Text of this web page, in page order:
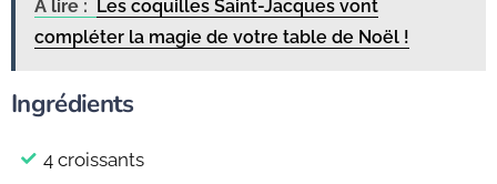
A lire :
Les coquilles Saint-Jacques vont
compléter la magie de votre table de Noël !
Ingrédients
4 croissants